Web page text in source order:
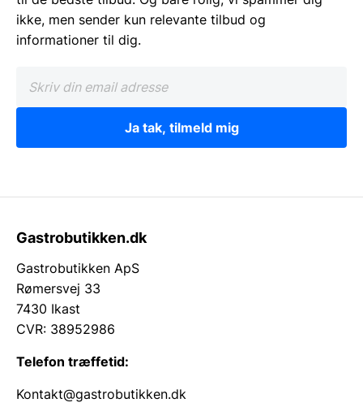
ikke, men sender kun relevante tilbud og
informationer til dig.
Ja tak, tilmeld mig
Gastrobutikken.dk
Gastrobutikken ApS
Rømersvej 33
7430 Ikast
CVR: 38952986
Telefon træffetid:
Kontakt@gastrobutikken.dk